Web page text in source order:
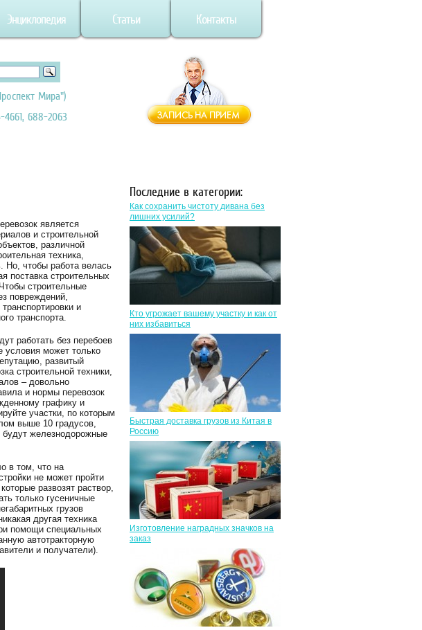
Энциклопедия Статьи Контакты
Мира")
4661, 688-2063
является
и строительной
различной
техника,
Но, чтобы работа велась
поставка строительных
строительные
повреждений,
и
транспорта.
работать без перебоев
условия может только
развитый
строительной техники,
– довольно
и нормы перевозок
графику и
участки, по которым
выше 10 градусов,
будут железнодорожные
в том, что на
не может пройти
развозят раствор,
только гусеничные
грузов
другая техника
помощи специальных
автотракторную
и получатели).
Последние в категории:
Как сохранить чистоту дивана без
лишних усилий?
Кто угрожает вашему участку и как от
них избавиться
Быстрая доставка грузов из Китая в
Россию
Изготовление наградных значков на
заказ